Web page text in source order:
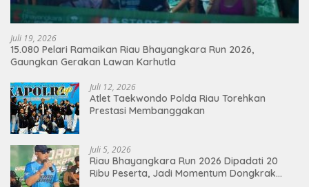
Juli 19, 2026
15.080 Pelari Ramaikan Riau Bhayangkara Run 2026,
Gaungkan Gerakan Lawan Karhutla
Juli 12, 2026
Atlet Taekwondo Polda Riau Torehkan
Prestasi Membanggakan
Juli 5, 2026
Riau Bhayangkara Run 2026 Dipadati 20
Ribu Peserta, Jadi Momentum Dongkrak